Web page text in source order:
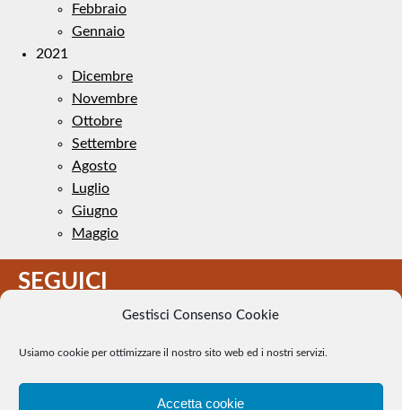
Gestisci Consenso Cookie
Usiamo cookie per ottimizzare il nostro sito web ed i nostri servizi.
Accetta cookie
Febbraio
Gennaio
2021
Dicembre
Novembre
Ottobre
Settembre
Agosto
Luglio
Giugno
Maggio
SEGUICI